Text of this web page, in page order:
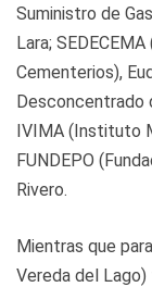
Suministro de
Lara;
Cementerios),
Desconcentrado
IVIMA (Instituto
FUNDEPO
Rivero.
Mientras que
Vereda del Lago)